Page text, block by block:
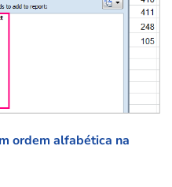
ordem alfabética na